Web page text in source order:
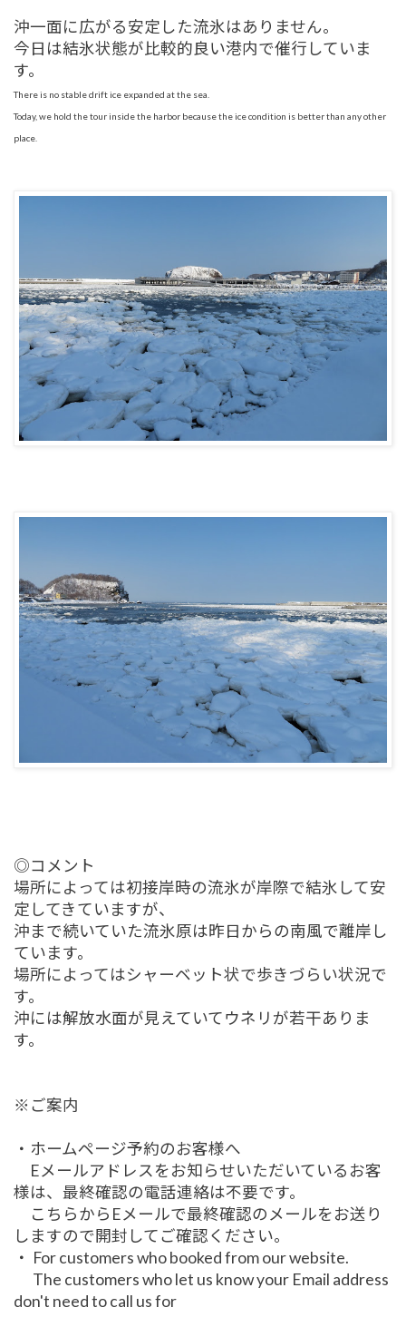
沖一面に広がる安定した流氷はありません。
今日は結氷状態が比較的良い港内で催行していま
す。
There is no stable drift ice expanded at the sea.
Today, we hold the tour inside the harbor because the ice condition is better than any other
place.
◎コメント
場所によっては初接岸時の流氷が岸際で結氷して安
定してきていますが、
沖まで続いていた流氷原は昨日からの南風で離岸し
ています。
場所によってはシャーベット状で歩きづらい状況で
す。
沖には解放水面が見えていてウネリが若干ありま
す。
※ご案内
・ホームページ予約のお客様へ
Eメールアドレスをお知らせいただいているお客
様は、最終確認の電話連絡は不要です。
こちらからEメールで最終確認のメールをお送り
しますので開封してご確認ください。
・ For customers who booked from our website.
The customers who let us know your Email address
don't need to call us for